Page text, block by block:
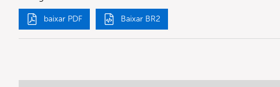
baixar PDF Baixar BR2